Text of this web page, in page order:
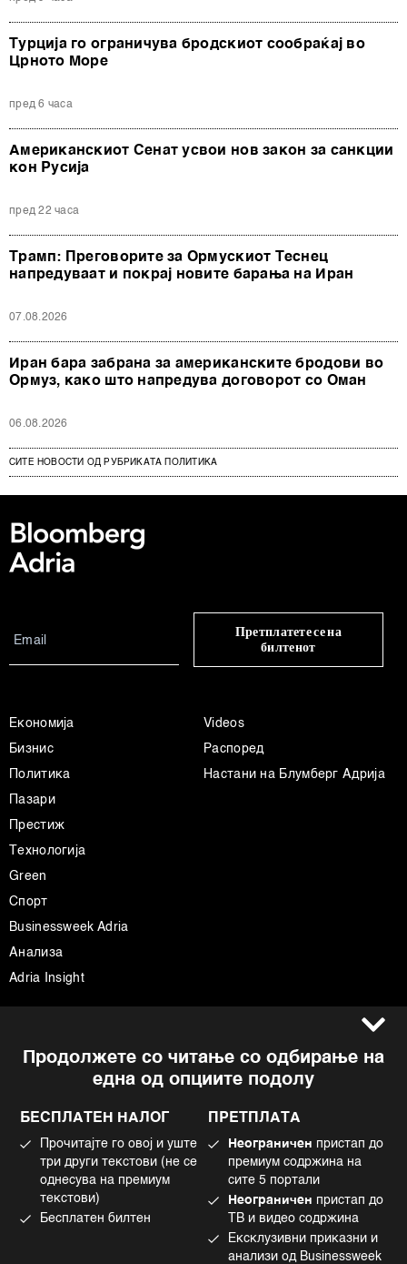
Турција го ограничува бродскиот сообраќај во
Црното Море
пред 6 часа
Американскиот Сенат усвои нов закон за санкции
кон Русија
пред 22 часа
Трамп: Преговорите за Ормускиот Теснец
напредуваат и покрај новите барања на Иран
07.08.2026
Иран бара забрана за американските бродови во
Ормуз, како што напредува договорот со Оман
06.08.2026
СИТЕ НОВОСТИ ОД РУБРИКАТА ПОЛИТИКА
Продолжете со читање со одбирање на
една од опциите подолу
БЕСПЛАТЕН НАЛОГ
Прочитајте го овој и уште
три други текстови (не се
однесува на премиум
текстови)
Бесплатен билтен
ПРЕТПЛАТА
Неограничен пристап до
премиум содржина на
сите 5 портали
Неограничен пристап до
ТВ и видео содржина
Ексклузивни приказни и
анализи од Businessweek
Претплатете се на
билтенот
Економија
Бизнис
Политика
Пазари
Престиж
Технологија
Green
Спорт
Businessweek Adria
Анализа
Adria Insight
Videos
Распоред
Настани на Блумберг Адрија
Импресум
Политика на приватност
Политика за колачиња
Употреба на вештачка интелигенција
Facebook
Instagram
Twitter
Tiktok
BLOOMBERG logo are registered trademarks and service marks of
Bloomberg Finance L.P. or its subsidiaries, displayed with permission